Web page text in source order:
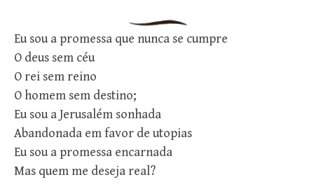
Eu sou a promessa que nunca se cumpre
O deus sem céu
O rei sem reino
O homem sem destino;
Eu sou a Jerusalém sonhada
Abandonada em favor de utopias
Eu sou a promessa encarnada
Mas quem me deseja real?